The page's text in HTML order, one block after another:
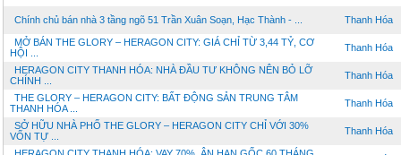
Chính chủ bán nhà 3 tầng ngõ 51 Trần Xuân Soạn, Hạc Thành - ... Thanh Hóa
MỞ BÁN THE GLORY – HERAGON CITY: GIÁ CHỈ TỪ 3,44 TỶ, CƠ
HỘI ...
Thanh Hóa
HERAGON CITY THANH HÓA: NHÀ ĐẦU TƯ KHÔNG NÊN BỎ LỠ
CHÍNH ...
Thanh Hóa
THE GLORY – HERAGON CITY: BẤT ĐỘNG SẢN TRUNG TÂM
THANH HÓA ...
Thanh Hóa
SỞ HỮU NHÀ PHỐ THE GLORY – HERAGON CITY CHỈ VỚI 30%
VỐN TỰ ...
Thanh Hóa